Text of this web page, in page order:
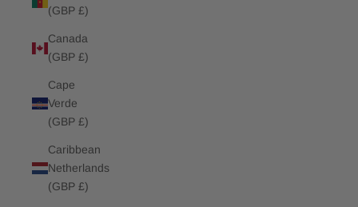
(GBP £)
Canada
(GBP £)
Cape
Verde
(GBP £)
Caribbean
Netherlands
(GBP £)